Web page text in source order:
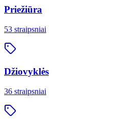
Priežiūra
53 straipsniai
Džiovyklės
36 straipsniai